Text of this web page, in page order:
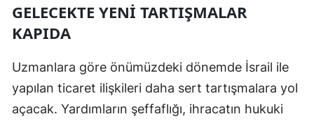
Kırıkkale
Batman
GELECEKTE YENI TARTIŞMALAR
KAPIDA
Uzmanlara göre önümüzdeki dönemde İsrail ile
yapılan ticaret ilişkileri daha sert tartışmalara yol
açacak. Yardımların şeffaflığı, ihracatın hukuki